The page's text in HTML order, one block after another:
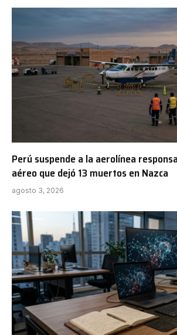
Perú suspende a la aerolínea
aéreo que dejó 13 muertos en Nazca
agosto 3, 2026